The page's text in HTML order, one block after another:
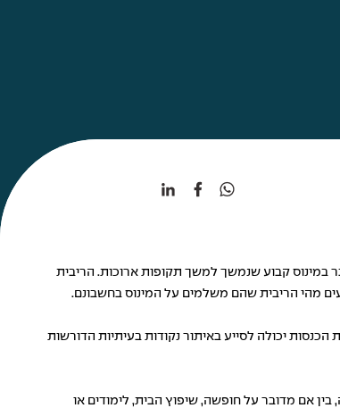
במינוס קבוע שנמשך למשך תקופות ארוכות. הריבית
מהי הריבית שהם משלמים על המינוס בחשבונם.
יכולה לסייע באיתור נקודות בעיתיות הדורשות
אם מדובר על חופשה, שיפוץ הבית, לימודים או